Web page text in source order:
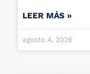
LEER MÁS »
agosto 4, 2026